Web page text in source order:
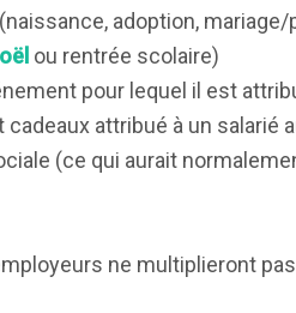
adoption,
ou rentrée scolaire)
pour lequel il est
attribué à un salarié
(ce qui aurait
ne multiplieront